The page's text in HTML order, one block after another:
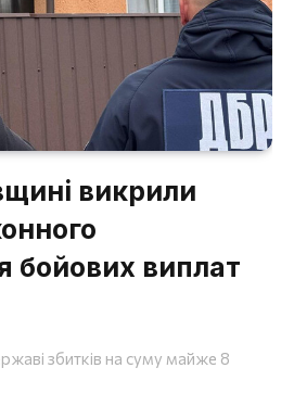
викрили
бойових виплат
збитків на суму майже 8